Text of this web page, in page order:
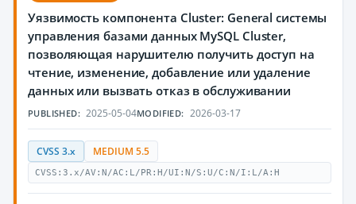
Уязвимость компонента Cluster: General системы
управления базами данных MySQL Cluster,
позволяющая нарушителю получить доступ на
чтение, изменение, добавление или удаление
данных или вызвать отказ в обслуживании
PUBLISHED: 2025-05-04MODIFIED: 2026-03-17
CVSS 3.x MEDIUM 5.5
CVSS:3.x/AV:N/AC:L/PR:H/UI:N/S:U/C:N/I:L/A:H